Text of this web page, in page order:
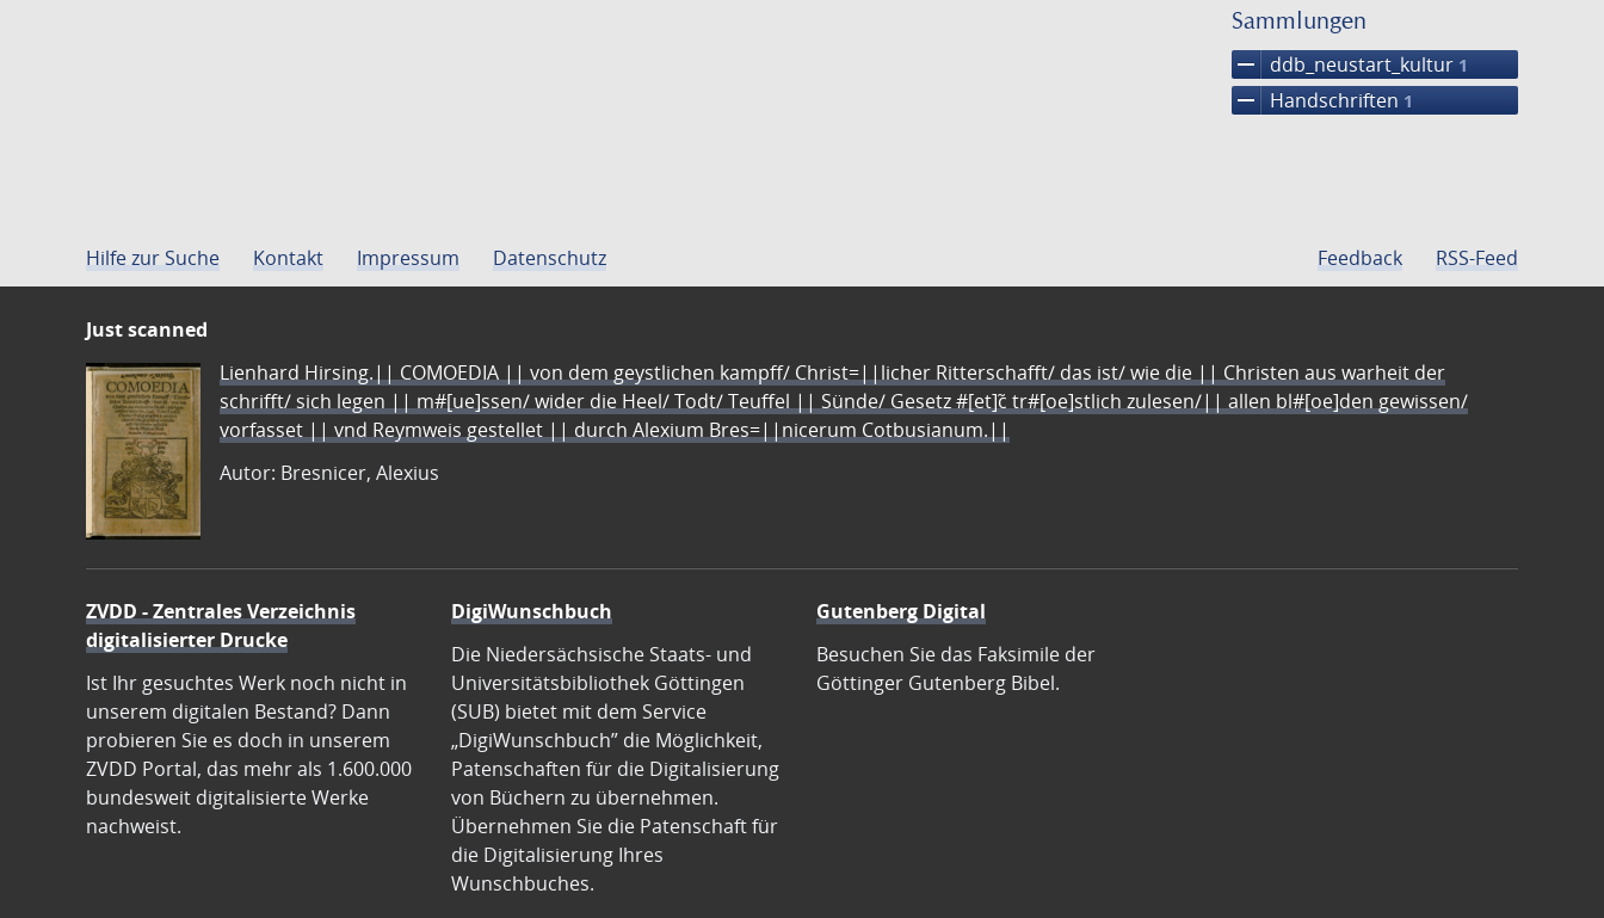
Sammlungen
remove ddb_neustart_kultur 1
remove Handschriften 1
Hilfe zur Suche Kontakt Impressum Datenschutz Feedback RSS-Feed
Just scanned
Lienhard Hirsing.|| COMOEDIA || von dem geystlichen kampff/ Christ=||licher Ritterschafft/ das ist/ wie die || Christen aus warheit der
schrifft/ sich legen || m#[ue]ssen/ wider die Heel/ Todt/ Teuffel || Sünde/ Gesetz #[et]c̃ tr#[oe]stlich zulesen/|| allen bl#[oe]den gewissen/
vorfasset || vnd Reymweis gestellet || durch Alexium Bres=||nicerum Cotbusianum.||
Autor: Bresnicer, Alexius
ZVDD - Zentrales Verzeichnis
digitalisierter Drucke
Ist Ihr gesuchtes Werk noch nicht in
unserem digitalen Bestand? Dann
probieren Sie es doch in unserem
ZVDD Portal, das mehr als 1.600.000
bundesweit digitalisierte Werke
nachweist.
DigiWunschbuch
Die Niedersächsische Staats- und
Universitätsbibliothek Göttingen
(SUB) bietet mit dem Service
„DigiWunschbuch” die Möglichkeit,
Patenschaften für die Digitalisierung
von Büchern zu übernehmen.
Übernehmen Sie die Patenschaft für
die Digitalisierung Ihres
Wunschbuches.
Gutenberg Digital
Besuchen Sie das Faksimile der
Göttinger Gutenberg Bibel.